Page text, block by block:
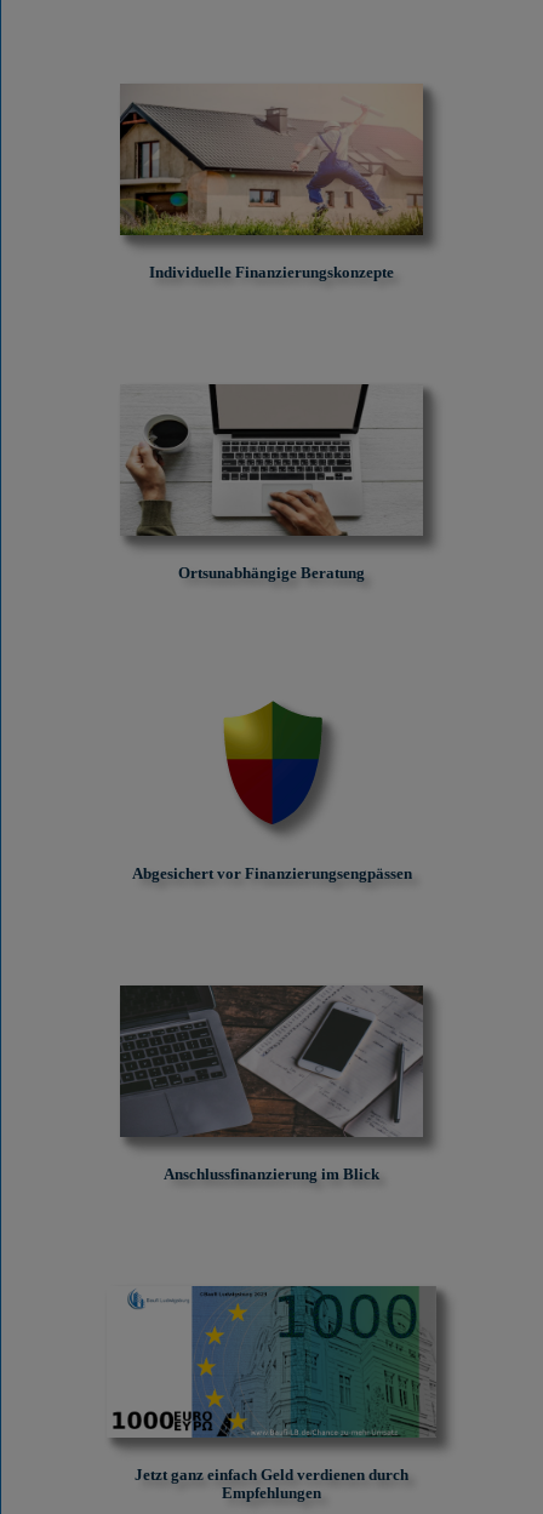
Individuelle Finanzierungskonzepte
Ortsunabhängige Beratung
Abgesichert vor Finanzierungs­engpässen
Anschlussfinanzierung im Blick
Jetzt ganz einfach Geld verdienen durch
Empfehlungen